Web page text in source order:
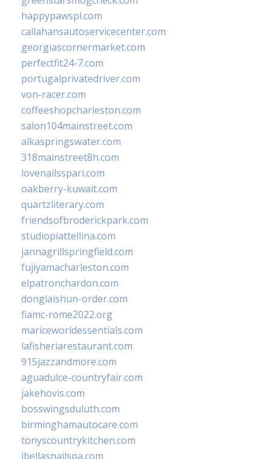
happypawspl.com
callahansautoservicecenter.com
georgiascornermarket.com
perfectfit24-7.com
portugalprivatedriver.com
von-racer.com
coffeeshopcharleston.com
salon104mainstreet.com
alkaspringswater.com
318mainstreet8h.com
lovenailsspari.com
oakberry-kuwait.com
quartzliterary.com
friendsofbroderickpark.com
studiopiattellina.com
jannagrillspringfield.com
fujiyamacharleston.com
elpatronchardon.com
donglaishun-order.com
fiamc-rome2022.org
mariceworldessentials.com
lafisheriarestaurant.com
915jazzandmore.com
aguadulce-countryfair.com
jakehovis.com
bosswingsduluth.com
birminghamautocare.com
tonyscountrykitchen.com
jbellasnailspa.com